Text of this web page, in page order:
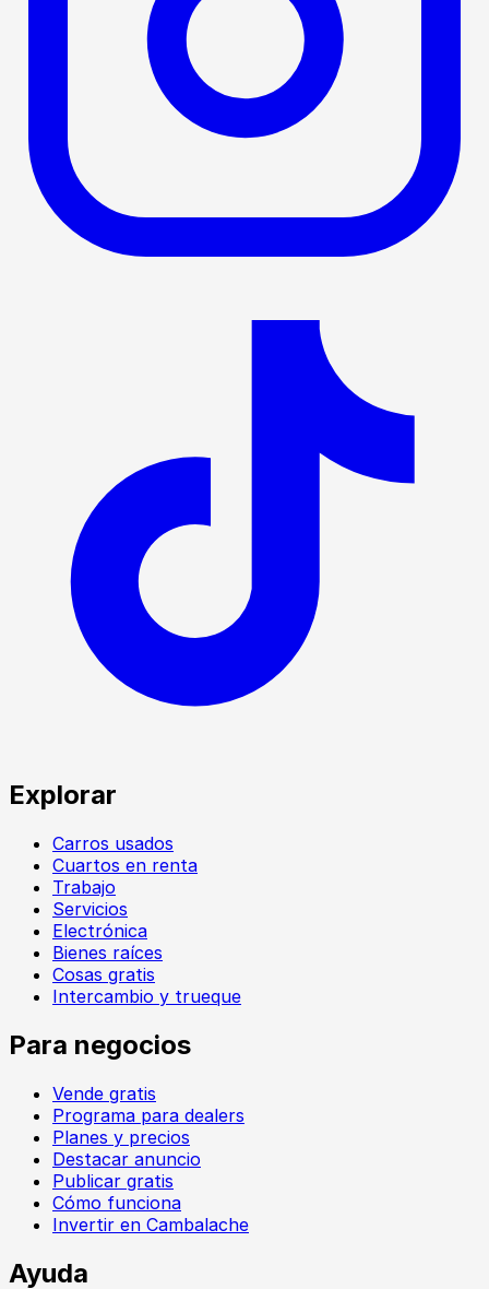
Explorar
Carros usados
Cuartos en renta
Trabajo
Servicios
Electrónica
Bienes raíces
Cosas gratis
Intercambio y trueque
Para negocios
Vende gratis
Programa para dealers
Planes y precios
Destacar anuncio
Publicar gratis
Cómo funciona
Invertir en Cambalache
Ayuda